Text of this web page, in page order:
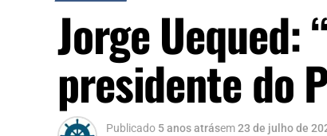
Jorge Uequed:
presidente do
Publicado 5 anos atrásem23 de julho de